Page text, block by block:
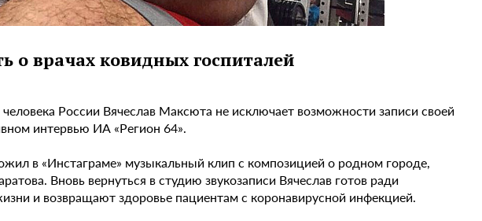
о врачах ковидных госпиталей
России Вячеслав Максюта не исключает возможности записи своей
интервью ИА «Регион 64».
в «Инстаграме» музыкальный клип с композицией о родном городе,
Вновь вернуться в студию звукозаписи Вячеслав готов ради
и возвращают здоровье пациентам с коронавирусной инфекцией.